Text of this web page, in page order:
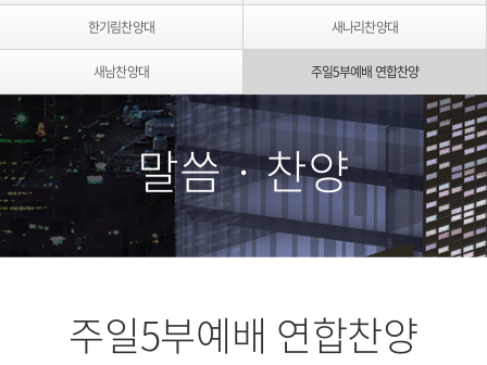
한기림찬양대 새나리찬양대
새남찬양대 주일5부예배 연합찬양
말씀 · 찬양
주일5부예배 연합찬양